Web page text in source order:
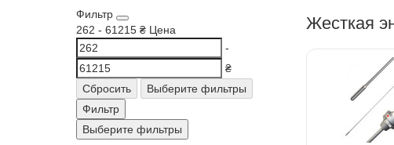
Фильтр
262 - 61215 ₴ Цена
-
₴
Сбросить
Выберите фильтры
Фильтр
Выберите фильтры
Жесткая